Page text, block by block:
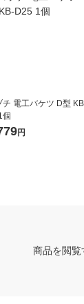
チ 電工バケツ D型
個
円
商品を閲覧